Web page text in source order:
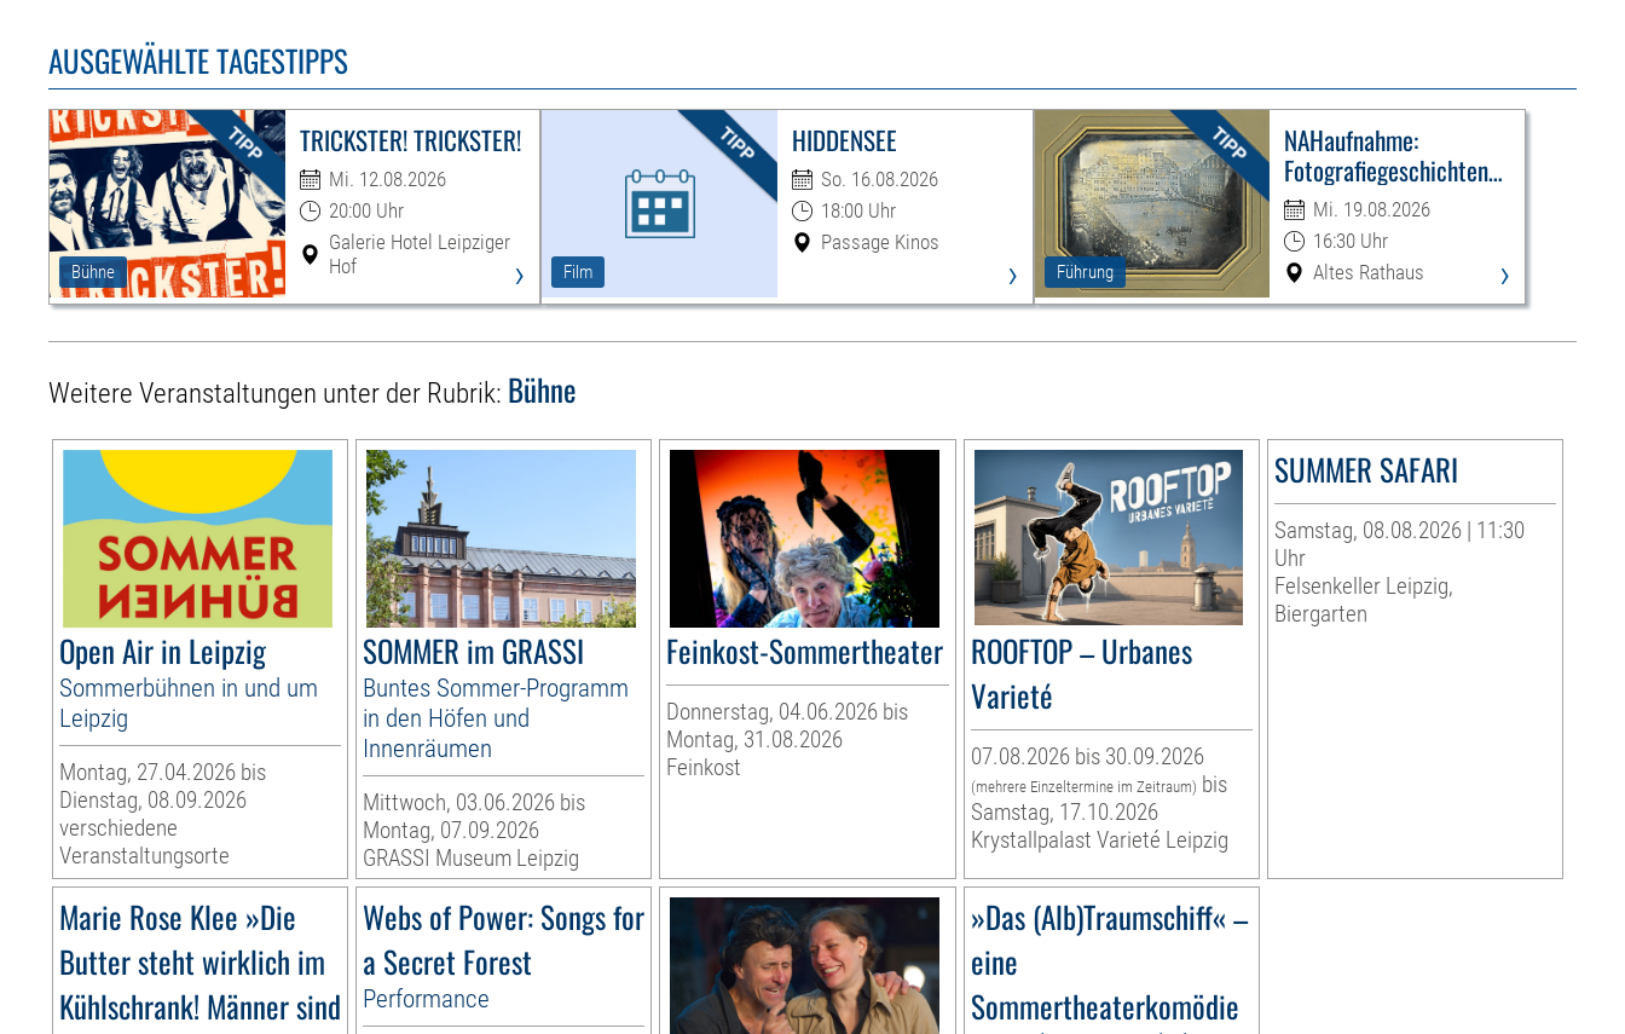
AUSGEWÄHLTE TAGESTIPPS
Bühne
TRICKSTER! TRICKSTER!
Mi. 12.08.2026
20:00 Uhr
Galerie Hotel Leipziger
Hof
› Film
HIDDENSEE
So. 16.08.2026
18:00 Uhr
Passage Kinos
› Führung
NAHaufnahme:
Fotografiegeschichten
Leipzigs
Mi. 19.08.2026
16:30 Uhr
Altes Rathaus
›
Weitere Veranstaltungen unter der Rubrik: Bühne
Open Air in Leipzig
Sommerbühnen in und um
Leipzig
Montag, 27.04.2026 bis
Dienstag, 08.09.2026
verschiedene
Veranstaltungsorte
SOMMER im GRASSI
Buntes Sommer-Programm
in den Höfen und
Innenräumen
Mittwoch, 03.06.2026 bis
Montag, 07.09.2026
GRASSI Museum Leipzig
Feinkost-Sommertheater
Donnerstag, 04.06.2026 bis
Montag, 31.08.2026
Feinkost
ROOFTOP – Urbanes
Varieté
07.08.2026 bis 30.09.2026
(mehrere Einzeltermine im Zeitraum) bis
Samstag, 17.10.2026
Krystallpalast Varieté Leipzig
SUMMER SAFARI
Samstag, 08.08.2026 | 11:30
Uhr
Felsenkeller Leipzig,
Biergarten
Marie Rose Klee »Die
Butter steht wirklich im
Kühlschrank! Männer sind
Webs of Power: Songs for
a Secret Forest
Performance
»Das (Alb)Traumschiff« –
eine
Sommertheaterkomödie